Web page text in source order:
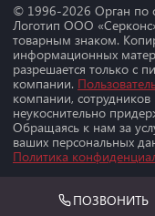
© 1996-2026 Орган по
Логотип ООО
товарным знаком.
информационных
разрешается только с
компании.
компании,
неукоснительно
Обращаясь к нам за
ваших персональных
Политика
ПОЗВОНИТЬ